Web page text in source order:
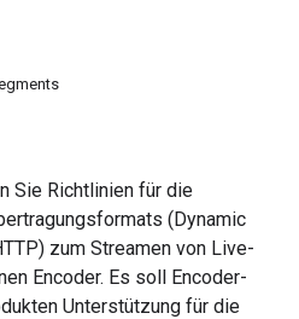
Sie Richtlinien für die
(Dynamic
zum Streamen von Live-
Encoder. Es soll Encoder-
Unterstützung für die